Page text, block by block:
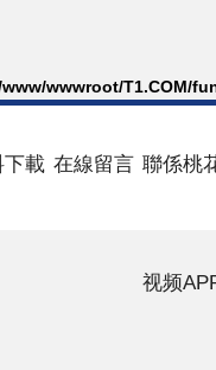
wwwroot/T1.COM/
下載 在線留言 聯係桃
视频